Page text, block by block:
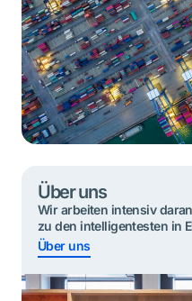
Über uns
Wir arbeiten intensiv
zu den intelligentesten in
können wir nicht allein.
und für die
Über uns